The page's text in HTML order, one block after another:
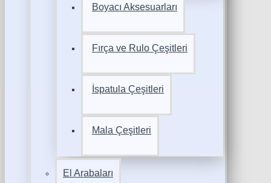
Boyacı Aksesuarları
Fırça ve Rulo Çeşitleri
İspatula Çeşitleri
Mala Çeşitleri
El Arabaları